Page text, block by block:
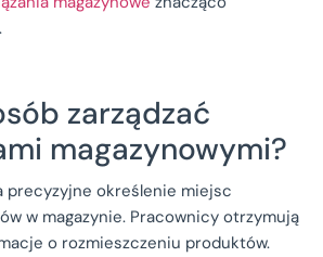
zarządzać
magazynowymi?
precyzyjne określenie miejsc
w magazynie. Pracownicy otrzymują
o rozmieszczeniu produktów.